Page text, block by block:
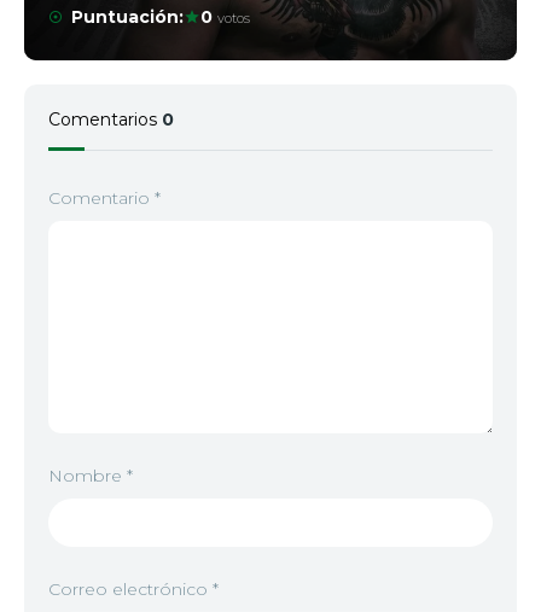
Puntuación:
0 votos
Comentarios 0
Comentario *
Nombre *
Correo electrónico *